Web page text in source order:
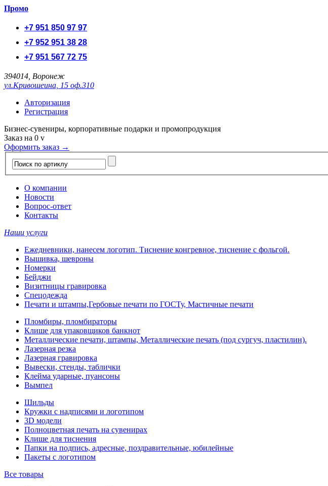
Промо
+7 951 850 97 97
+7 952 951 38 28
+7 951 567 72 75
394014, Воронеж
ул.Кривошеина, 15 оф.310
Авторизация
Регистрация
Бизнес-сувениры, корпоративные подарки и промопродукция
Заказ на 0 v
Оформить заказ →
О компании
Новости
Вопрос-ответ
Контакты
Наши услуги
Ежедневники, нанесем логотип. Тиснение конгревное, тиснение с фольгой.
Вышивка, шевроны
Номерки
Бейджи
Визитницы гравировка
Спецодежда
Печати и штампы,Гербовые печати по ГОСТу, Мастичные печати
Пломбиры, пломбираторы
Клише для упаковщиков банкнот
Металлические печати, штампы, Металлические печать (под сургуч, пластилин).
Лазерная резка
Лазерная гравировка
Вывески, стенды, таблички
Клейма ударные, пуансоны
Вымпел
Шильды
Кружки с надписями и логотипом
3D модели
Полноцветная печать на сувенирах
Клише для тиснения
Папки на подпись, адресные, поздравительные, юбилейные
Пакеты с логотипом
Все товары